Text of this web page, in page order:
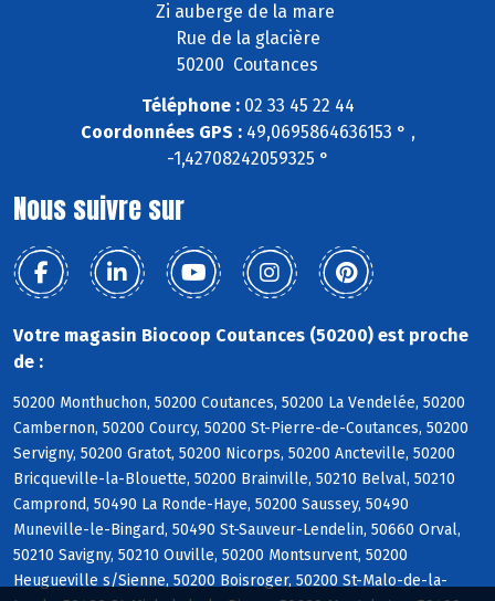
Zi auberge de la mare
Rue de la glacière
50200 Coutances
Téléphone :02 33 45 22 44
Coordonnées GPS :49,0695864636153 ° ,
-1,42708242059325 °
Nous suivre sur
Votre magasin Biocoop Coutances (50200) est proche
de :
50200 Monthuchon, 50200 Coutances, 50200 La Vendelée, 50200
Cambernon, 50200 Courcy, 50200 St-Pierre-de-Coutances, 50200
Servigny, 50200 Gratot, 50200 Nicorps, 50200 Ancteville, 50200
Bricqueville-la-Blouette, 50200 Brainville, 50210 Belval, 50210
Camprond, 50490 La Ronde-Haye, 50200 Saussey, 50490
Muneville-le-Bingard, 50490 St-Sauveur-Lendelin, 50660 Orval,
50210 Savigny, 50210 Ouville, 50200 Montsurvent, 50200
Heugueville s/Sienne, 50200 Boisroger, 50200 St-Malo-de-la-